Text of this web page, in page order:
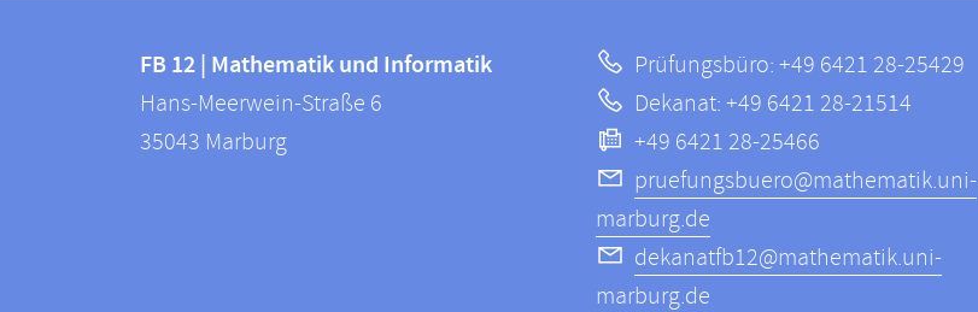
Informationen
FB
12
FB 12 | Mathematik und Informatik
Hans-Meerwein-Straße 6
35043 Marburg
Prüfungsbüro: +49 6421 28-25429
Dekanat: +49 6421 28-21514
+49 6421 28-25466
pruefungsbuero@mathematik.uni-
marburg.de
dekanatfb12@mathematik.uni-
marburg.de